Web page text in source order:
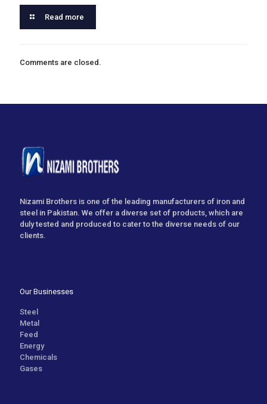
Read more
Comments are closed.
Nizami Brothers is one of the leading manufacturers of iron and
steel in Pakistan. We offer a diverse set of products, which are
duly tested and produced to cater to the diverse needs of our
clients.
Our Businesses
Steel
Metal
Feed
Energy
Chemicals
Gases